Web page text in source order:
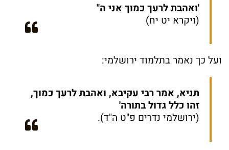
'ואהבת לרעך כמוך אני ה"
(ויקרא יט יח)
ועל כך נאמר בתלמוד ירושלמי:
תניא, אמר רבי עקיבא, ואהבת לרעך כמוך,
זהו כלל גדול בתורה'
(ירושלמי נדרים פ"ט ה"ד).